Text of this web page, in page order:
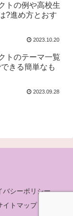
トの例や高校生
?進め方とおす
2023.10.20
トのテーマ一覧
きる簡単なも
2023.09.28
バシーポリシー
イトマップ